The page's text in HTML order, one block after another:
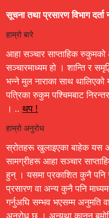
सूचना तथा प्रसारण विभाग
हाम्रो बारे
आहा सञ्चार साप्ताहिक रुकुमको
सञ्चारमाध्यम हो । शान्ति र
भन्ने मुल नाराका साथ थालिएको
पत्रिका रुकुम पश्चिमबाट
। .. थप !
हाम्रो अनुरोध
स्रोतहरू खुलाइएका बाहेक यस
सामग्रीहरू आहा सञ्चार
हुन् । यसमा प्रकाशित कुनै पनि
प्रसारण वा अन्य कुनै पनि
गर्नुअघि सम्भव भएसम्म अनुमति